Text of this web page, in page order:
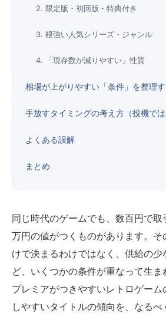
2. 限定版・初回版・特典付き
3. 根強い人気シリーズ・ジャンル
4. 「現存数が減りやすい」性質
相場が上がりやすい「条件」を整理す
手放すタイミングの考え方（投機では
よくある誤解
まとめ
同じ時代のゲームでも、数百円で
万円の値がつくものがあります。
けで決まるわけではなく、供給の少
ど、いくつかの条件が重なって生ま
プレミアがつきやすいレトロゲーム
しやすいタイトルの傾向を、なるべ